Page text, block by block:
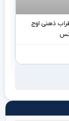
ذهنی اوج